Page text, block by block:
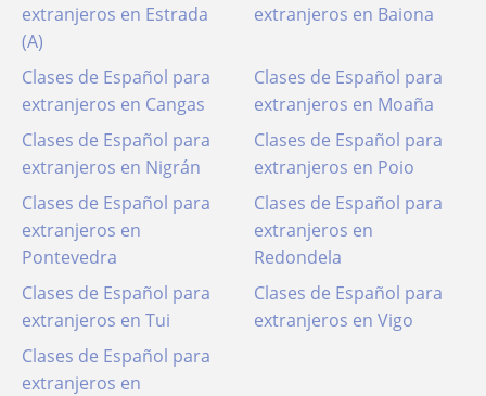
extranjeros en Estrada
(A)
extranjeros en Baiona
Clases de Español para
extranjeros en Cangas
Clases de Español para
extranjeros en Moaña
Clases de Español para
extranjeros en Nigrán
Clases de Español para
extranjeros en Poio
Clases de Español para
extranjeros en
Pontevedra
Clases de Español para
extranjeros en
Redondela
Clases de Español para
extranjeros en Tui
Clases de Español para
extranjeros en Vigo
Clases de Español para
extranjeros en